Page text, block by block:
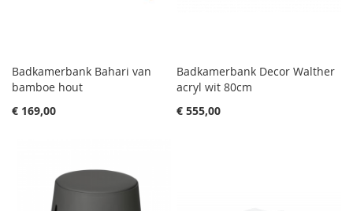
Badkamerbank Bahari van
bamboe hout
€ 169,00
Badkamerbank Decor Walther
acryl wit 80cm
€ 555,00